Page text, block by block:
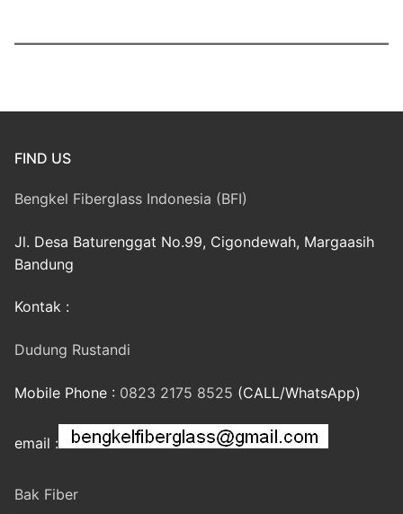
FIND US
Bengkel Fiberglass Indonesia (BFI)
Jl. Desa Baturenggat No.99, Cigondewah, Margaasih
Bandung
Kontak :
Dudung Rustandi
Mobile Phone : 0823 2175 8525 (CALL/WhatsApp)
email :
Bak Fiber